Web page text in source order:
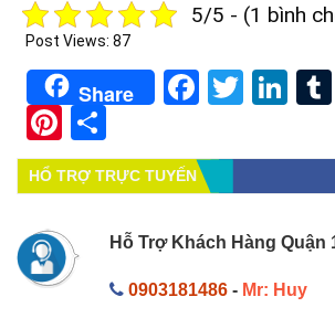
5/5 - (1 bình
Post Views: 87
Share
Pinterest
HỔ TRỢ TRỰC TUYẾN
Hỗ Trợ Khách Hàng Quận
0903181486- Mr: Huy